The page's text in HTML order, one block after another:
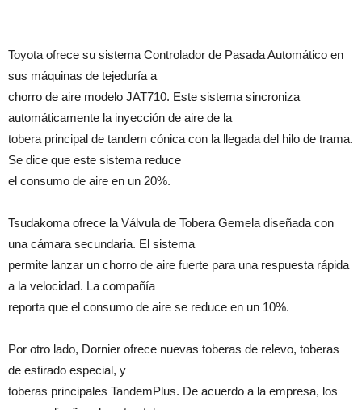
Toyota ofrece su sistema Controlador de Pasada Automático en
sus máquinas de tejeduría a
chorro de aire modelo JAT710. Este sistema sincroniza
automáticamente la inyección de aire de la
tobera principal de tandem cónica con la llegada del hilo de trama.
Se dice que este sistema reduce
el consumo de aire en un 20%.
Tsudakoma ofrece la Válvula de Tobera Gemela diseñada con
una cámara secundaria. El sistema
permite lanzar un chorro de aire fuerte para una respuesta rápida
a la velocidad. La compañía
reporta que el consumo de aire se reduce en un 10%.
Por otro lado, Dornier ofrece nuevas toberas de relevo, toberas
de estirado especial, y
toberas principales TandemPlus. De acuerdo a la empresa, los